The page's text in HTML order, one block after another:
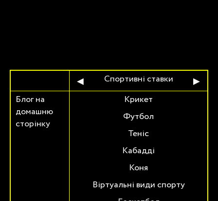
Блог на
домашню
сторінку
◀
IPL 2012?
ставок IPL
Спортивні ставки
Крикет
Футбол
Теніс
Кабадді
Коня
Віртуальні види спорту
▶